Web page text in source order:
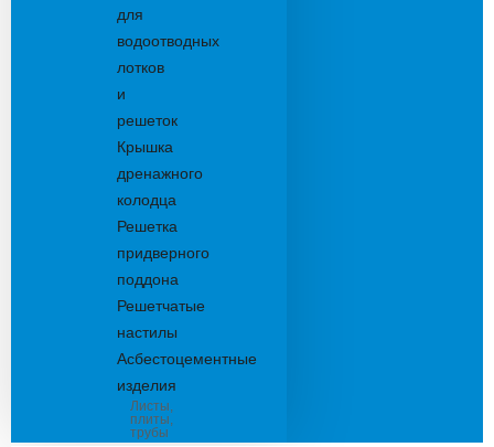
для
водоотводных
лотков
и
решеток
Крышка
дренажного
колодца
Решетка
придверного
поддона
Решетчатые
настилы
Асбестоцементные
изделия
Листы,
плиты,
трубы